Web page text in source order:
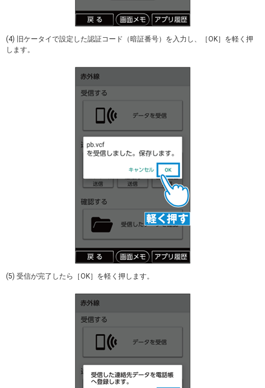
(4) 旧ケータイで設定した認証コード（暗証番号）を入力し、［OK］を軽く押
します。
(5) 受信が完了したら［OK］を軽く押します。